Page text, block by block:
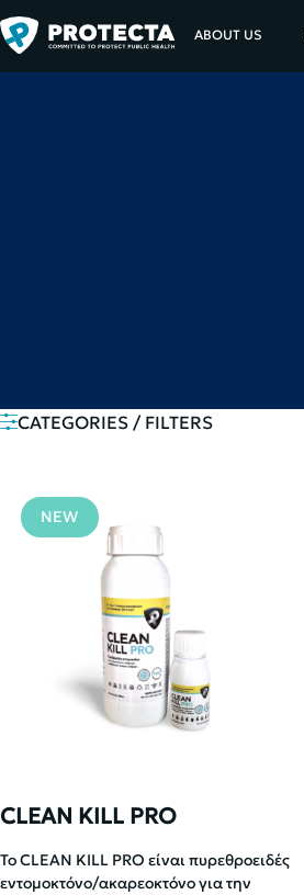
ABOUT US
CATEGORIES / FILTERS
NEW
CLEAN KILL PRO
Το CLEAN KILL PRO είναι πυρεθροειδές
εντομοκτόνο/ακαρεοκτόνο για την